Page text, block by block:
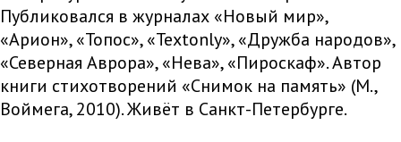
Публиковался в журналах «Новый мир»,
«Арион», «Топос», «Textonly», «Дружба народов»,
«Северная Аврора», «Нева», «Пироскаф». Автор
книги стихотворений «Снимок на память» (М.,
Воймега, 2010). Живёт в Санкт-Петербурге.